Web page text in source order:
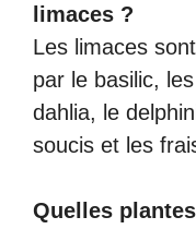
limaces ?
Les limaces
par le basilic,
dahlia, le
soucis et les
Quelles